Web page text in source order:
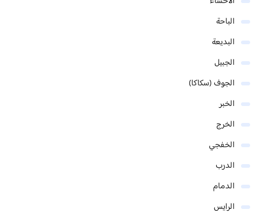
الباحة
البديعة
الجبيل
الجوف (سكاكا)
الخبر
الخرج
الخفجي
الدرب
الدمام
الرايس